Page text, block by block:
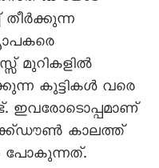
തീർക്കുന്ന
മുറികളിൽ
കുട്ടികൾ വരെ
ഇവരോടൊപ്പമാണ്
കാലത്ത്
പോകുന്നത്.